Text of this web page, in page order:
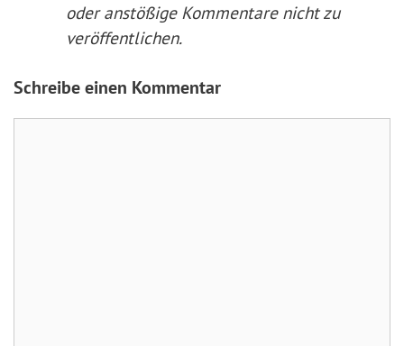
oder anstößige Kommentare nicht zu
veröffentlichen.
Schreibe einen Kommentar